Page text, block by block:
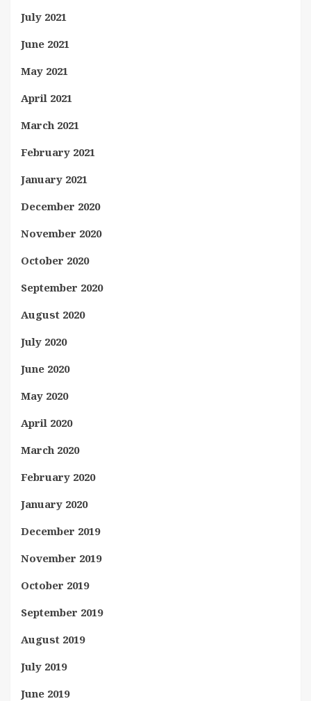
July 2021
June 2021
May 2021
April 2021
March 2021
February 2021
January 2021
December 2020
November 2020
October 2020
September 2020
August 2020
July 2020
June 2020
May 2020
April 2020
March 2020
February 2020
January 2020
December 2019
November 2019
October 2019
September 2019
August 2019
July 2019
June 2019